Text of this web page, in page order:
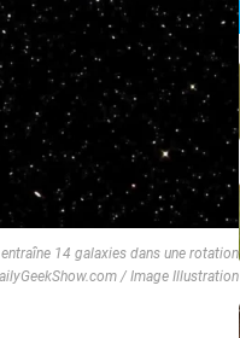
14 galaxies dans une rotation
/ Image Illustration